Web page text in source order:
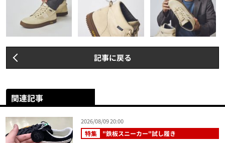
記事に戻る
関連記事
2026/08/09 20:00
特集 "鉄板スニーカー"試し履き